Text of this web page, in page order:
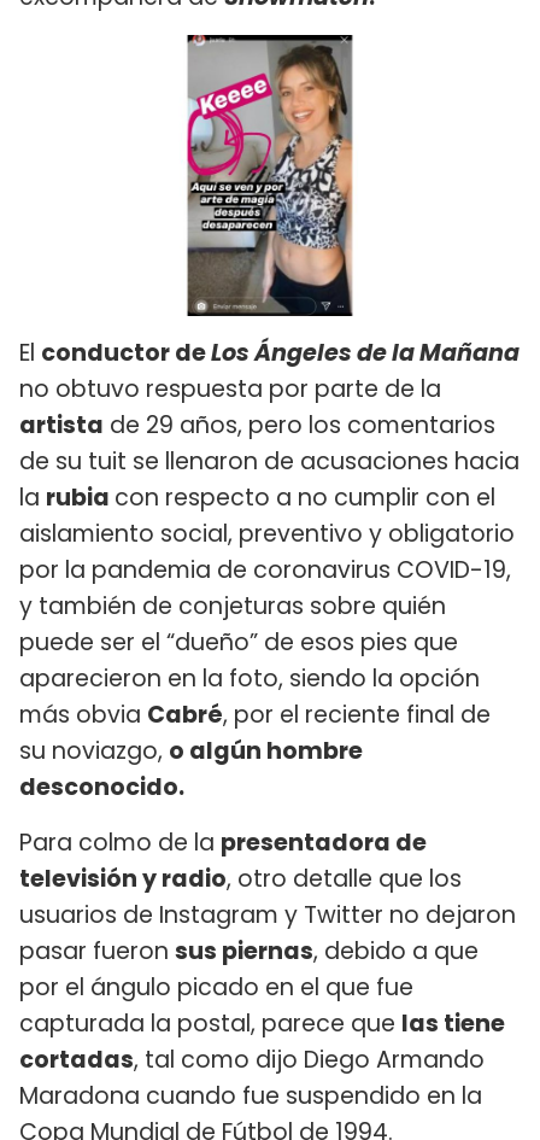
El conductor deLos Ángeles de la Mañana
no obtuvo respuesta por parte de la
artista de 29 años, pero los comentarios
de su tuit se llenaron de acusaciones hacia
la rubia con respecto a no cumplir con el
aislamiento social, preventivo y obligatorio
por la pandemia de coronavirus COVID-19,
y también de conjeturas sobre quién
puede ser el “dueño” de esos pies que
aparecieron en la foto, siendo la opción
más obvia Cabré, por el reciente final de
su noviazgo, o algún hombre
desconocido.
Para colmo de la presentadora de
televisión y radio, otro detalle que los
usuarios de Instagram y Twitter no dejaron
pasar fueron sus piernas, debido a que
por el ángulo picado en el que fue
capturada la postal, parece que las tiene
cortadas, tal como dijo Diego Armando
Maradona cuando fue suspendido en la
Copa Mundial de Fútbol de 1994.